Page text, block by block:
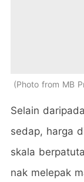
Photo from MB
Selain
sedap, harga
skala
nak melepak